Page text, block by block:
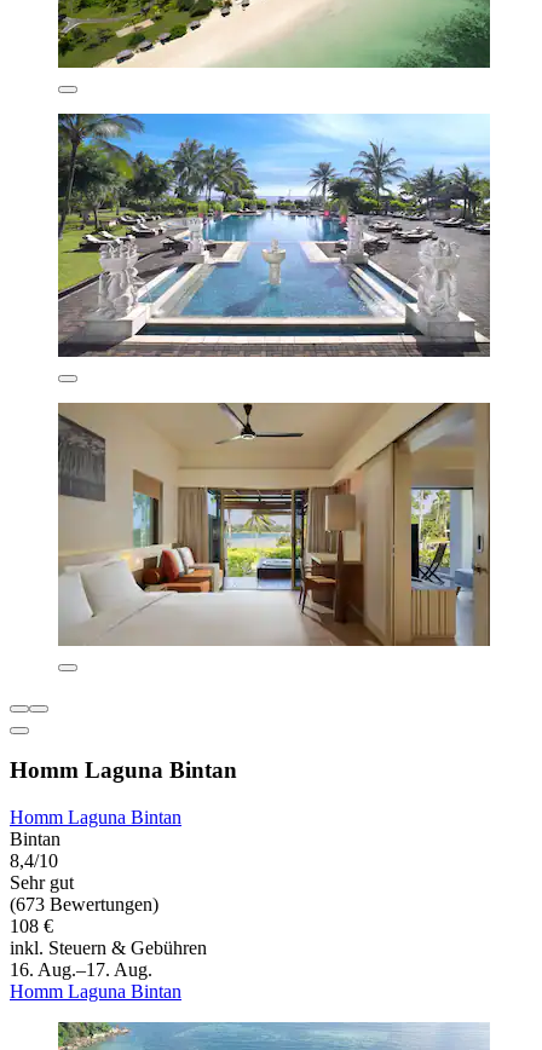
Homm Laguna Bintan
Homm Laguna Bintan
Bintan
8,4/10
Sehr gut
(673 Bewertungen)
108 €
inkl. Steuern & Gebühren
16. Aug.–17. Aug.
Homm Laguna Bintan